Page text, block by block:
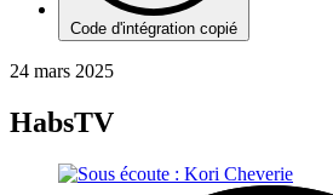
Code d'intégration copié
24 mars 2025
HabsTV